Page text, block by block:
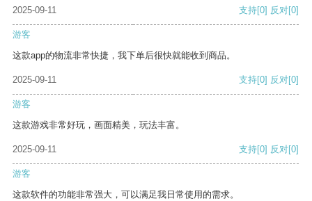
2025-09-11
支持[0] 反对[0]
游客
这款app的物流非常快捷，我下单后很快就能收到商品。
2025-09-11 支持[0] 反对[0]
游客
这款游戏非常好玩，画面精美，玩法丰富。
2025-09-11 支持[0] 反对[0]
游客
这款软件的功能非常强大，可以满足我日常使用的需求。